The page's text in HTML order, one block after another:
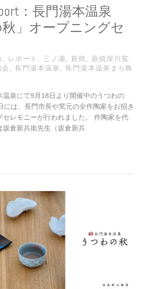
：長門湯本温泉
秋」オープニングセ
, レポート , 三ノ瀬 ,萩焼 , 萩焼深川窯 ,
,長門湯本温泉 ,長門湯本温泉まち株
温泉にて9月18日より開催中のうつわの
には、長門市長や窯元の全作陶家をお招き
セレモニーが行われました。 作陶家を代
坂倉新兵衛先生（坂倉新兵